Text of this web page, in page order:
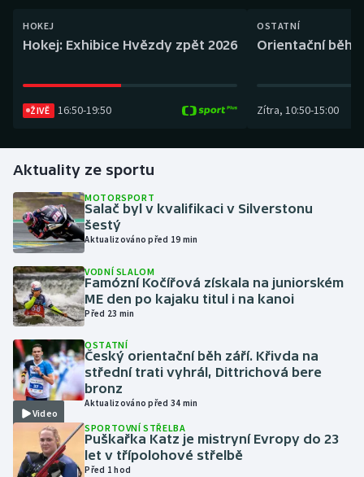
Dostihy
Golf
Gymnastika
Házená
Jezdectví
Judo
Krasobruslení
Lezení
Lyže a snowboard
HOKEJ
Hokej: Exhibice Hvězdy zpět 2026
ŽIVĚ 16:50-19:50
OSTATNÍ
Orientační běh:
Zítra, 10:50-15:00
Aktuality ze sportu
MOTORSPORT
Salač byl v kvalifikaci v Silverstonu
šestý
Aktualizováno před 19 min
VODNÍ SLALOM
Famózní Kočířová získala na juniorském
ME den po kajaku titul i na kanoi
Před 23 min
Video
OSTATNÍ
Český orientační běh září. Křivda na
střední trati vyhrál, Dittrichová bere
bronz
Aktualizováno před 34 min
SPORTOVNÍ STŘELBA
Puškařka Katz je mistryní Evropy do 23
let v třípolohové střelbě
Před 1 hod